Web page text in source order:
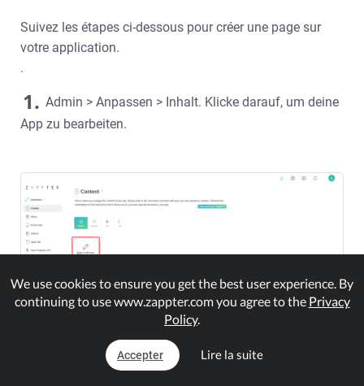
Suivez les étapes ci-dessous pour créer une page sur
votre application.
.
1. Admin > Anpassen > Inhalt. Klicke darauf, um deine
App zu bearbeiten.
We use cookies to ensure you get the best user experience. By
continuing to use www.zappter.com you agree to the Privacy
Policy.
Accepter Lire la suite